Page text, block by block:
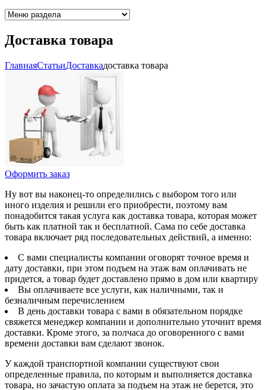
Доставка товара
ГлавнаяCтатьиДоставкадоставка товара
Оформить заказ
Ну вот вы наконец-то определились с выбором того или
иного изделия и решили его приобрести, поэтому вам
понадобится такая услуга как доставка товара, которая может
быть как платной так и бесплатной. Сама по себе доставка
товара включает ряд последовательных действий, а именно:
С вами специалисты компании оговорят точное время и
дату доставки, при этом подъем на этаж вам оплачивать не
придется, а товар будет доставлено прямо в дом или квартиру
Вы оплачиваете все услуги, как наличными, так и
безналичным перечислением
В день доставки товара с вами в обязательном порядке
свяжется менеджер компании и дополнительно уточнит время
доставки. Кроме этого, за полчаса до оговоренного с вами
времени доставки вам сделают звонок.
У каждой транспортной компании существуют свои
определенные правила, по которым и выполняется доставка
товара, но зачастую оплата за подъем на этаж не берется, это